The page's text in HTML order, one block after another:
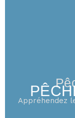
Appréhendez